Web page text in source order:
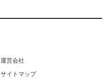
運営会社
サイトマップ